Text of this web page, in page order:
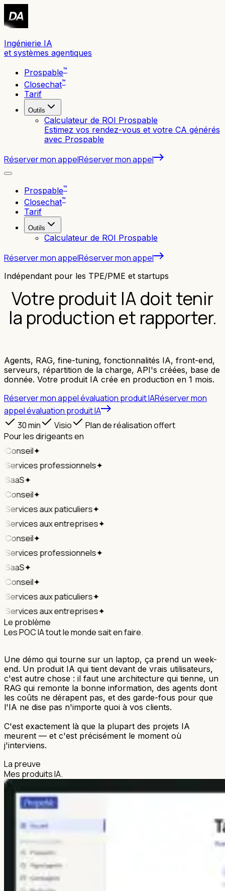
Ingénierie IA
et systèmes agentiques
Prospable™
Closechat™
Tarif
Outils
Calculateur de ROI Prospable
Estimez vos rendez-vous et votre CA générés
avec Prospable
Réserver mon appelRéserver mon appel
Prospable™
Closechat™
Tarif
Outils
Calculateur de ROI Prospable
Réserver mon appelRéserver mon appel
Indépendant pour les TPE/PME et startups
Votre produit IA doit tenir
la production et rapporter.
On s'en assure
Agents, RAG, fine-tuning, fonctionnalités IA, front-end,
serveurs, répartition de la charge, API's créées, base de
donnée. Votre produit IA crée en production en 1 mois.
Réserver mon appel évaluation produit IARéserver mon
appel évaluation produit IA
30 min
Visio
Plan de réalisation offert
Pour les dirigeants en
Conseil✦
Services professionnels✦
SaaS✦
Conseil✦
Services aux paticuliers✦
Services aux entreprises✦
Conseil✦
Services professionnels✦
SaaS✦
Conseil✦
Services aux paticuliers✦
Services aux entreprises✦
Le problème
Les POC IA tout le monde sait en faire.
Une démo qui tourne sur un laptop, ça prend un week-
end. Un produit IA qui tient devant de vrais utilisateurs,
c'est autre chose : il faut une architecture qui tienne, un
RAG qui remonte la bonne information, des agents dont
les coûts ne dérapent pas, et des garde-fous pour que
l'IA ne dise pas n'importe quoi à vos clients.
C'est exactement là que la plupart des projets IA
meurent — et c'est précisément le moment où
j'interviens.
La preuve
Mes produits IA.